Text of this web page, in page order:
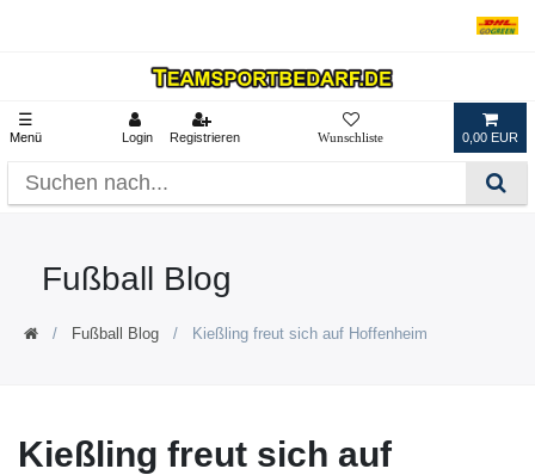
☰
Menü Login Registrieren 0,00 EUR
Fußball Blog
Fußball Blog Kießling freut sich auf Hoffenheim
Kießling freut sich auf